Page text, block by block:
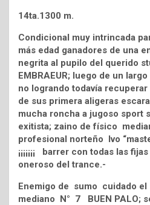
14ta.1300 m.
Condicional muy intrincada
más edad ganadores de una
negrita al pupilo del querido
EMBRAEUR; luego de un
no logrando todavía
de sus primera aligeras
mucha roncha a jugoso sport
exitista; zaino de físico
profesional norteño Ivo
¡¡¡¡¡¡¡ barrer con todas las
oneroso del trance.-
Enemigo de sumo cuidado
mediano N° 7 BUEN PALO;